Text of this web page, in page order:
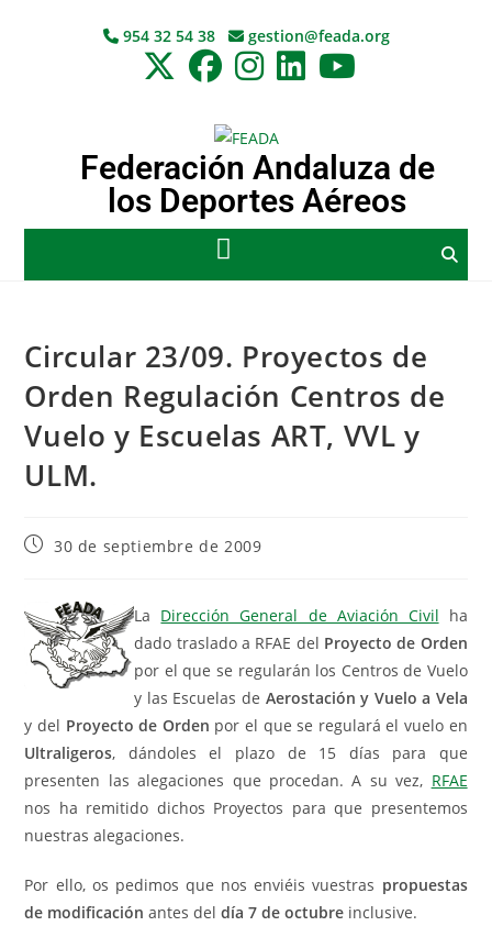
954 32 54 38 gestion@feada.org
Federación Andaluza de
los Deportes Aéreos
Circular 23/09. Proyectos de
Orden Regulación Centros de
Vuelo y Escuelas ART, VVL y
ULM.
30 de septiembre de 2009
La Dirección General de Aviación Civil ha
dado traslado a RFAE del Proyecto de Orden
por el que se regularán los Centros de Vuelo
y las Escuelas de Aerostación y Vuelo a Vela
y del Proyecto de Orden por el que se regulará el vuelo en
Ultraligeros, dándoles el plazo de 15 días para que
presenten las alegaciones que procedan. A su vez, RFAE
nos ha remitido dichos Proyectos para que presentemos
nuestras alegaciones.
Por ello, os pedimos que nos enviéis vuestras propuestas
de modificación antes deldía 7 de octubre inclusive.